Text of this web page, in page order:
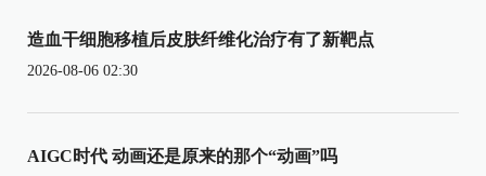
造血干细胞移植后皮肤纤维化治疗有了新靶点
2026-08-06 02:30
AIGC时代 动画还是原来的那个“动画”吗